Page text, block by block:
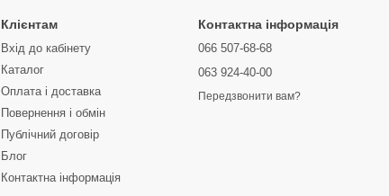
Клієнтам
Вхід до кабінету
Каталог
Оплата і доставка
Повернення і обмін
Публічний договір
Блог
Контактна інформація
Контактна інформація
066 507-68-68
063 924-40-00
Передзвонити вам?